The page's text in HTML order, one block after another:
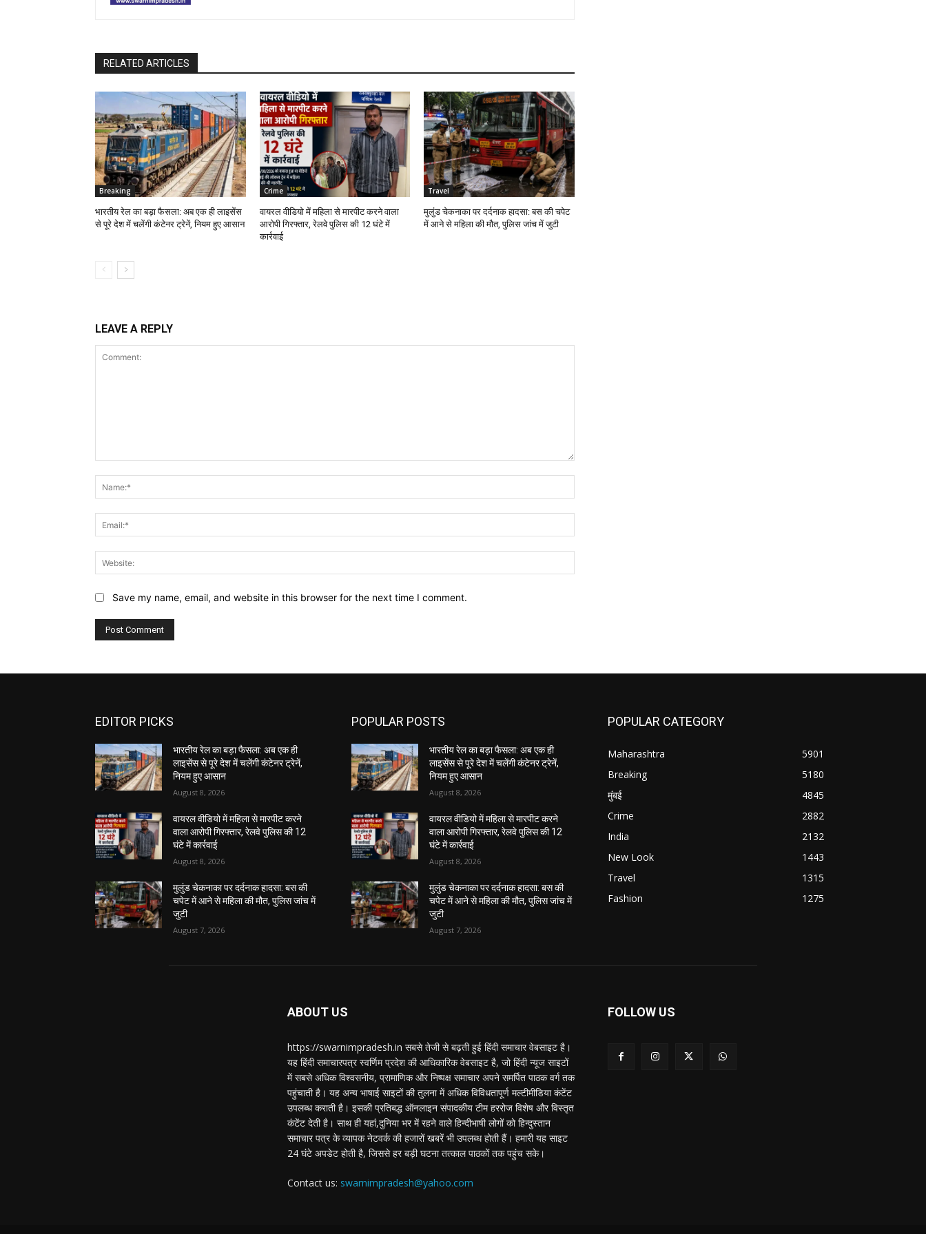
RELATED ARTICLES
Breaking
भारतीय रेल का बड़ा फैसला: अब एक ही लाइसेंस
से पूरे देश में चलेंगी कंटेनर ट्रेनें, नियम हुए आसान
Crime
वायरल वीडियो में महिला से मारपीट करने वाला
आरोपी गिरफ्तार, रेलवे पुलिस की 12 घंटे में
कार्रवाई
Travel
मुलुंड चेकनाका पर दर्दनाक हादसा: बस की चपेट
में आने से महिला की मौत, पुलिस जांच में जुटी
LEAVE A REPLY
Save my name, email, and website in this browser for the next time I comment.
EDITOR PICKS
भारतीय रेल का बड़ा फैसला: अब एक ही
लाइसेंस से पूरे देश में चलेंगी कंटेनर ट्रेनें,
नियम हुए आसान
August 8, 2026
वायरल वीडियो में महिला से मारपीट करने
वाला आरोपी गिरफ्तार, रेलवे पुलिस की 12
घंटे में कार्रवाई
August 8, 2026
मुलुंड चेकनाका पर दर्दनाक हादसा: बस की
चपेट में आने से महिला की मौत, पुलिस जांच में
जुटी
August 7, 2026
POPULAR POSTS
भारतीय रेल का बड़ा फैसला: अब एक ही
लाइसेंस से पूरे देश में चलेंगी कंटेनर ट्रेनें,
नियम हुए आसान
August 8, 2026
वायरल वीडियो में महिला से मारपीट करने
वाला आरोपी गिरफ्तार, रेलवे पुलिस की 12
घंटे में कार्रवाई
August 8, 2026
मुलुंड चेकनाका पर दर्दनाक हादसा: बस की
चपेट में आने से महिला की मौत, पुलिस जांच में
जुटी
August 7, 2026
POPULAR CATEGORY
Maharashtra
5901
Breaking
5180
मुंबई
4845
Crime
2882
India
2132
New Look
1443
Travel
1315
Fashion
1275
ABOUT US
https://swarnimpradesh.in सबसे तेजी से बढ़ती हुई हिंदी समाचार वेबसाइट है।
यह हिंदी समाचारपत्र स्वर्णिम प्रदेश की आधिकारिक वेबसाइट है, जो हिंदी न्यूज साइटों
में सबसे अधिक विश्वसनीय, प्रामाणिक और निष्पक्ष समाचार अपने समर्पित पाठक वर्ग तक
पहुंचाती है। यह अन्य भाषाई साइटों की तुलना में अधिक विविधतापूर्ण मल्टीमीडिया कंटेंट
उपलब्ध कराती है। इसकी प्रतिबद्ध ऑनलाइन संपादकीय टीम हररोज विशेष और विस्तृत
कंटेंट देती है। साथ ही यहां,दुनिया भर में रहने वाले हिन्दीभाषी लोगों को हिन्दुस्तान
समाचार पत्र के व्यापक नेटवर्क की हजारों खबरें भी उपलब्ध होती हैं। हमारी यह साइट
24 घंटे अपडेट होती है, जिससे हर बड़ी घटना तत्काल पाठकों तक पहुंच सके।
Contact us: swarnimpradesh@yahoo.com
FOLLOW US